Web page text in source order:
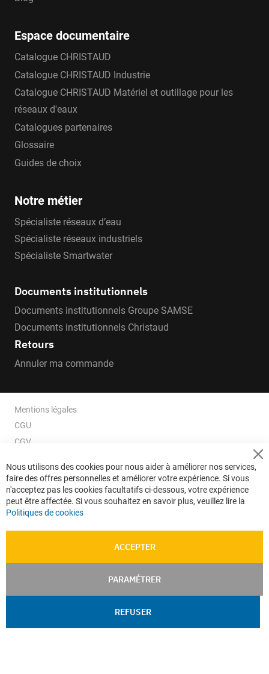
Espace documentaire
Catalogue CHRISTAUD
Catalogue CHRISTAUD Industrie
Catalogue CHRISTAUD Matériel et outillage pour les
réseaux d'eaux
Catalogues partenaires
Glossaire
Guides de choix
Notre métier
Spécialiste réseaux d’eau
Spécialiste réseaux industriels
Spécialiste Smartwater
Documents institutionnels
Documents institutionnels Groupe SAMSE
Documents institutionnels Christaud
Retours
Annuler ma commande
Mentions légales
CGU
CGV
Données personnelles
Confidentialité
Plan du site
Nous utilisons des cookies pour nous aider à améliorer nos services,
faire des offres personnelles et améliorer votre expérience. Si vous
n'acceptez pas les cookies facultatifs ci-dessous, votre expérience
peut être affectée. Si vous souhaitez en savoir plus, veuillez lire la
Politiques de cookies
ACCEPTER
PARAMÉTRER
REFUSER